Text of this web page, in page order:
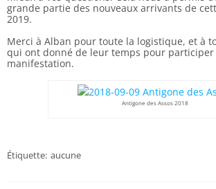
grande partie des nouveaux arrivants de
2019.
Merci à Alban pour toute la logistique, et à
qui ont donné de leur temps pour participer
manifestation.
Antigone des Assos 2018
Étiquette: aucune